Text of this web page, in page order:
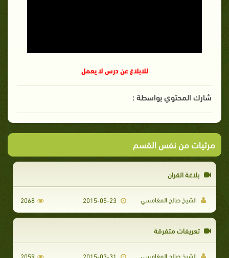
للابلاغ عن درس لا يعمل
شارك المحتوي بواسطة :
مرئيات من نفس القسم
بلاغة القران
الشيخ صالح المغامسي 2015-05-23
2068
تعريفات متفرقة
الشيخ صالح المغامسي 2059